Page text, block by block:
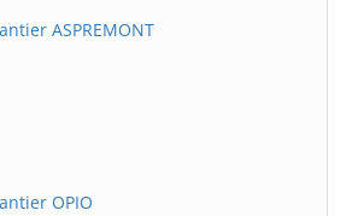
ASPREMONT
OPIO